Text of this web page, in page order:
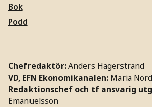
Bok
Podd
Chefredaktör:Anders Hägerstrand
VD, EFN Ekonomikanalen: Maria
Redaktionschef och tf ansvarig
Emanuelsson